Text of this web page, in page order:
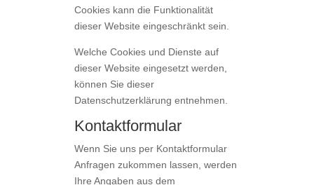
Cookies kann die Funktionalität
dieser Website eingeschränkt sein.
Welche Cookies und Dienste auf
dieser Website eingesetzt werden,
können Sie dieser
Datenschutzerklärung entnehmen.
Kontaktformular
Wenn Sie uns per Kontaktformular
Anfragen zukommen lassen, werden
Ihre Angaben aus dem